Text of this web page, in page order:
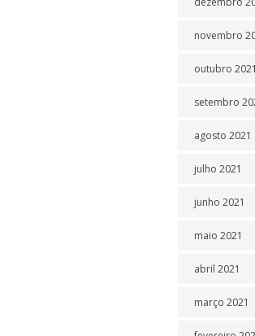
novembro
outubro 2021
setembro
agosto 2021
julho 2021
junho 2021
maio 2021
abril 2021
março 2021